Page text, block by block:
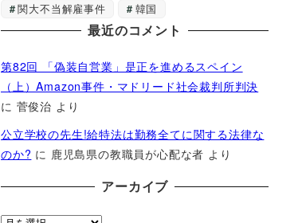
関大不当解雇事件
韓国
最近のコメント
第82回 「偽装自営業」是正を進めるスペイン
（上）Amazon事件・マドリード社会裁判所判決
に 菅俊治 より
公立学校の先生!給特法は勤務全てに関する法律な
のか? に 鹿児島県の教職員が心配な者 より
アーカイブ